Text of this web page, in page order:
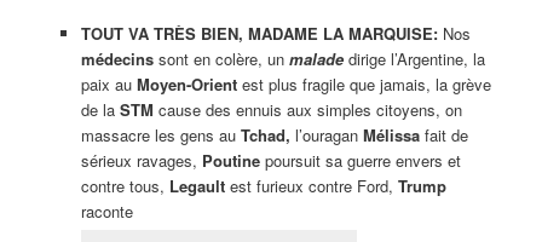
TOUT VA TRÈS BIEN, MADAME LA MARQUISE:Nos
médecinssont en colère, un maladedirige l’Argentine, la
paix au Moyen-Orientest plus fragile que jamais, la grève
de la STM cause des ennuis aux simples citoyens, on
massacre les gens au Tchad, l’ouragan Mélissafait de
sérieux ravages, Poutinepoursuit sa guerre envers et
contre tous, Legault est furieux contre Ford, Trump
raconte